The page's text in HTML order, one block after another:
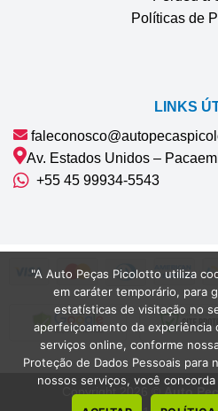
Políticas de
LINKS
Av. Estados Unidos –
+55 45 99934‑5543‬
Copyright 2026 ©Auto
"A Auto Peças Picolotto utiliza
em caráter temporário, para
estatísticas de visitação no
aperfeiçoamento da experiência
serviços online, conforme
Proteção de Dados Pessoais para
nossos serviços, você